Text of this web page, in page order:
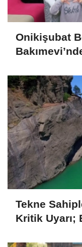
Onikişubat
Tekne
Kritik Uyarı;